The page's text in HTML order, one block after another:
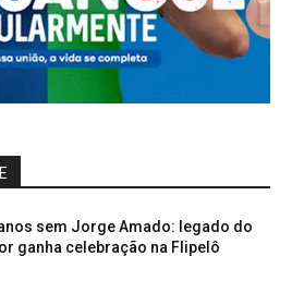
sem Jorge Amado: legado do
ganha celebração na Flipelô